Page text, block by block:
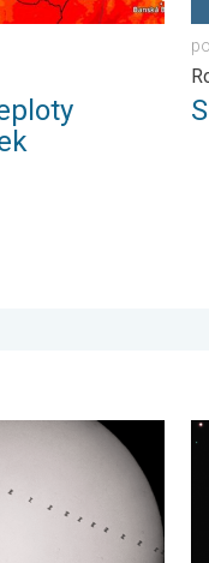
20. března 2026
před Sluncem.